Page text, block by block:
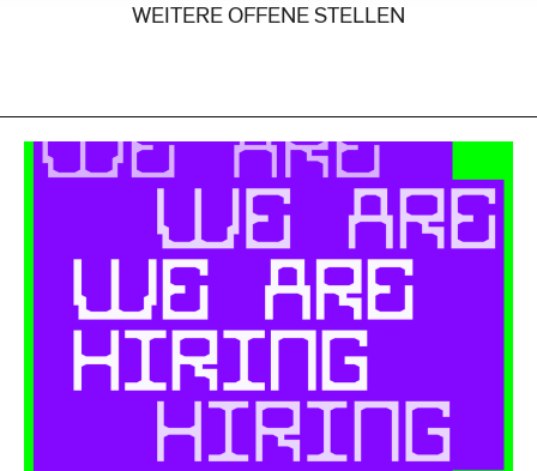
WEITERE OFFENE STELLEN